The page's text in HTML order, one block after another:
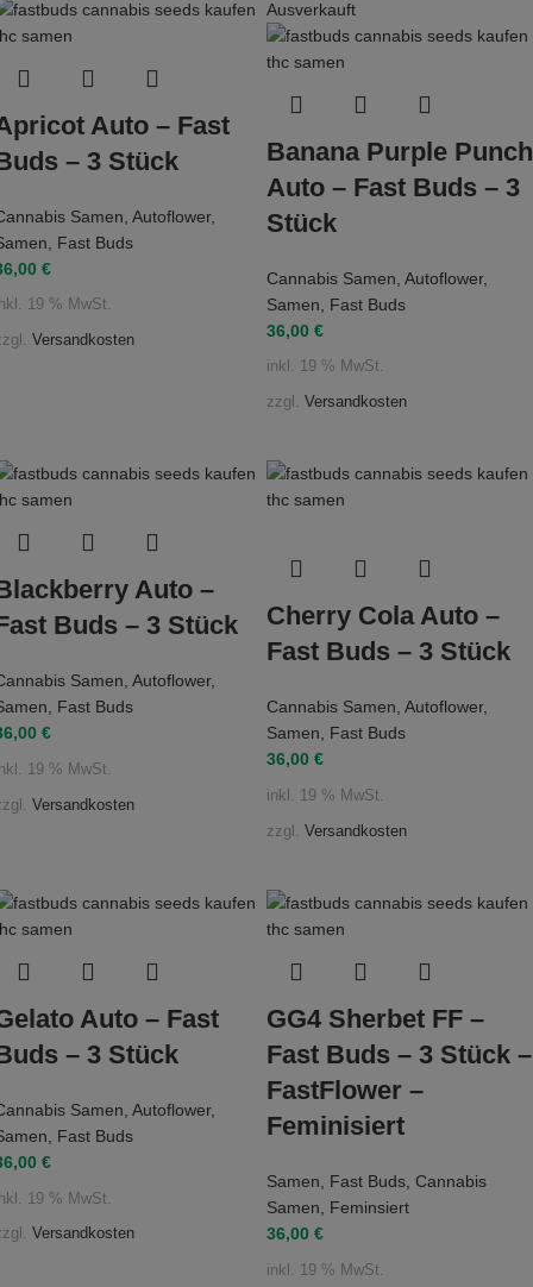
Auto – Fast
– 3 Stück
Samen Autoflower,
Fast Buds
€
19 % MwSt.
Versandkosten
Ausverkauft
Banana Purple Punch
Auto – Fast Buds – 3
Stück
Cannabis Samen Autoflower,
Samen
Fast Buds
36,00 €
inkl. 19 % MwSt.
zzgl. Versandkosten
Auto –
Buds – 3 Stück
Samen Autoflower,
Fast Buds
€
19 % MwSt.
Versandkosten
Cherry Cola Auto –
Fast Buds – 3 Stück
Cannabis Samen Autoflower,
Samen
Fast Buds
36,00 €
inkl. 19 % MwSt.
zzgl. Versandkosten
Auto – Fast
– 3 Stück
Samen Autoflower,
Fast Buds
€
19 % MwSt.
Versandkosten
GG4 Sherbet FF –
Fast Buds – 3 Stück –
FastFlower –
Feminisiert
Samen Fast Buds Cannabis
Samen
Feminsiert
36,00 €
inkl. 19 % MwSt.